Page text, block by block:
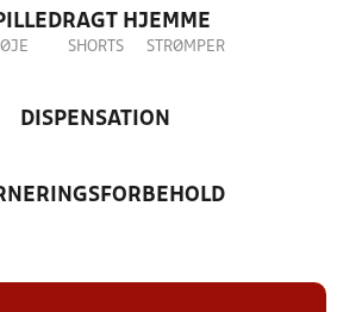
HJEMME
SHORTS STRØMPER
DISPENSATION